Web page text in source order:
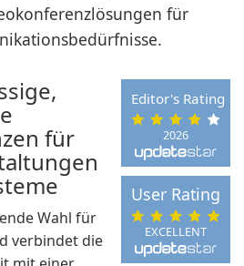
für
2026
Editor's Rating
EXCELLENT
User Rating
für
Wahl für
verbindet die